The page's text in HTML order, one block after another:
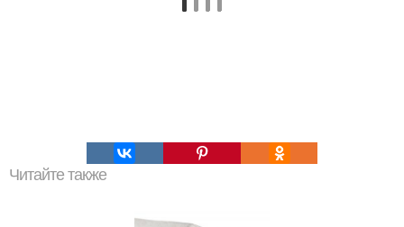
Читайте также